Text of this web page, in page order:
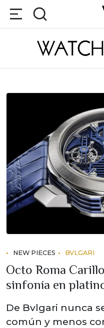
NEW PIECES BVLGARI
Octo Roma
sinfonía en
De Bvlgari nunca
común y menos